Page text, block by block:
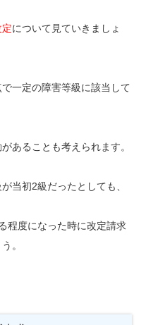
について見ていきましょ
一定の障害等級に該当して
あることも考えられます。
当初2級だったとしても、
程度になった時に改定請求
。